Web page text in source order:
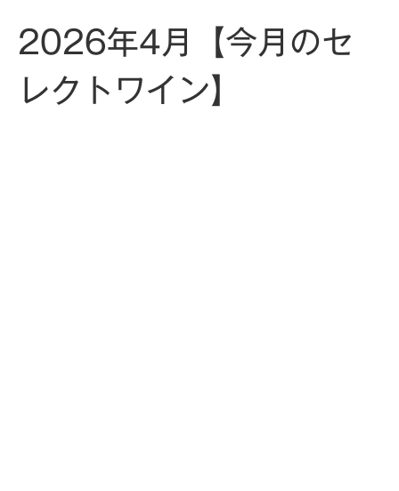
2026年4月【今月のセ
レクトワイン】